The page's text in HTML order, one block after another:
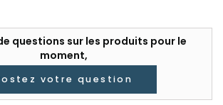
questions sur les produits pour le
moment,
votre question